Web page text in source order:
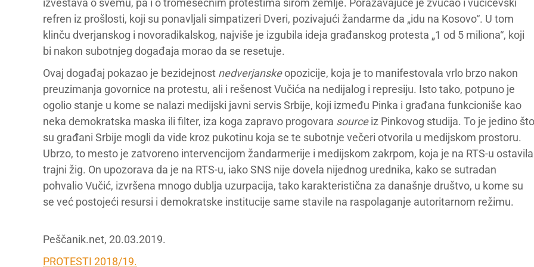
izveštava o svemu, pa i o tromesečnim protestima širom zemlje. Poražavajuće je zvučao i vučićevski
refren iz prošlosti, koji su ponavljali simpatizeri Dveri, pozivajući žandarme da „idu na Kosovo“. U tom
klinču dverjanskog i novoradikalskog, najviše je izgubila ideja građanskog protesta „1 od 5 miliona“, koji
bi nakon subotnjeg događaja morao da se resetuje.
Ovaj događaj pokazao je bezidejnost nedverjanskeopozicije, koja je to manifestovala vrlo brzo nakon
preuzimanja govornice na protestu, ali i rešenost Vučića na nedijalog i represiju. Isto tako, potpuno je
ogolio stanje u kome se nalazi medijski javni servis Srbije, koji između Pinka i građana funkcioniše kao
neka demokratska maska ili filter, iza koga zapravo progovara sourceiz Pinkovog studija. To je jedino što
su građani Srbije mogli da vide kroz pukotinu koja se te subotnje večeri otvorila u medijskom prostoru.
Ubrzo, to mesto je zatvoreno intervencijom žandarmerije i medijskom zakrpom, koja je na RTS-u ostavila
trajni žig. On upozorava da je na RTS-u, iako SNS nije dovela nijednog urednika, kako se sutradan
pohvalio Vučić, izvršena mnogo dublja uzurpacija, tako karakteristična za današnje društvo, u kome su
se već postojeći resursi i demokratske institucije same stavile na raspolaganje autoritarnom režimu.
Peščanik.net, 20.03.2019.
PROTESTI 2018/19.